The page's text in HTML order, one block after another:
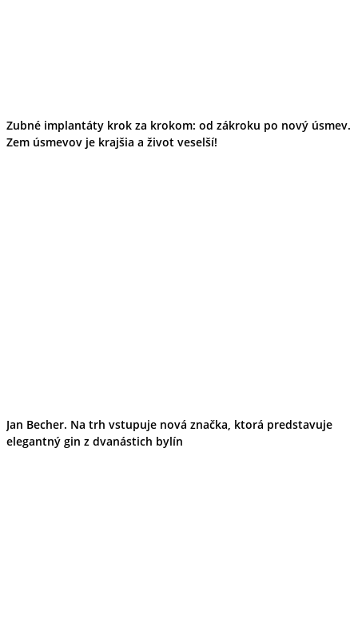
Zubné implantáty krok za krokom: od zákroku po nový úsmev.
Zem úsmevov je krajšia a život veselší!
Jan Becher. Na trh vstupuje nová značka, ktorá predstavuje
elegantný gin z dvanástich bylín